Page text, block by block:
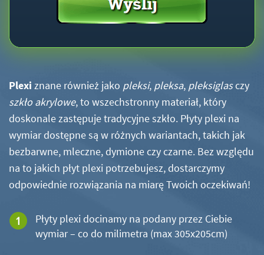
Plexi znane również jako pleksi, pleksa, pleksiglasczy
szkło akrylowe, to wszechstronny materiał, który
doskonale zastępuje tradycyjne szkło. Płyty plexi na
wymiar dostępne są w różnych wariantach, takich jak
bezbarwne, mleczne, dymione czy czarne. Bez względu
na to jakich płyt plexi potrzebujesz, dostarczymy
odpowiednie rozwiązania na miarę Twoich oczekiwań!
Płyty plexi docinamy na podany przez Ciebie
wymiar – co do milimetra (max 305x205cm)